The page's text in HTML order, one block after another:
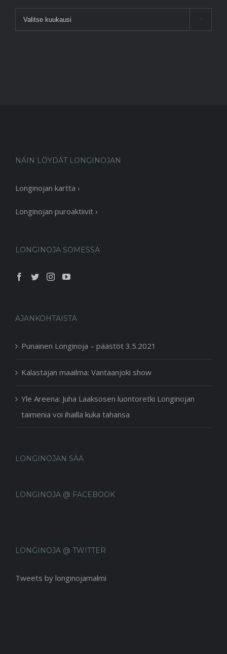
Arkisto
NÄIN LÖYDÄT LONGINOJAN
Longinojan kartta ›
Longinojan puroaktiivit ›
LONGINOJA SOMESSA
AJANKOHTAISTA
Punainen Longinoja – päästöt 3.5.2021
Kalastajan maailma: Vantaanjoki show
Yle Areena: Juha Laaksosen luontoretki Longinojan
taimenia voi ihailla kuka tahansa
LONGINOJAN SÄÄ
LONGINOJA @ FACEBOOK
LONGINOJA @ TWITTER
Tweets by longinojamalmi